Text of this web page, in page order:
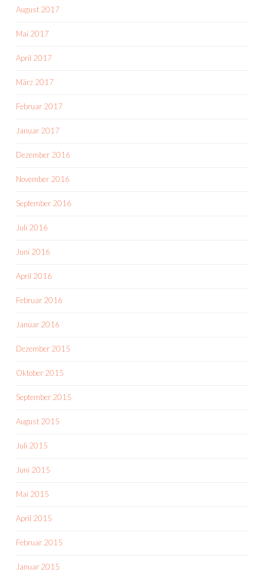
August 2017
Mai 2017
April 2017
März 2017
Februar 2017
Januar 2017
Dezember 2016
November 2016
September 2016
Juli 2016
Juni 2016
April 2016
Februar 2016
Januar 2016
Dezember 2015
Oktober 2015
September 2015
August 2015
Juli 2015
Juni 2015
Mai 2015
April 2015
Februar 2015
Januar 2015